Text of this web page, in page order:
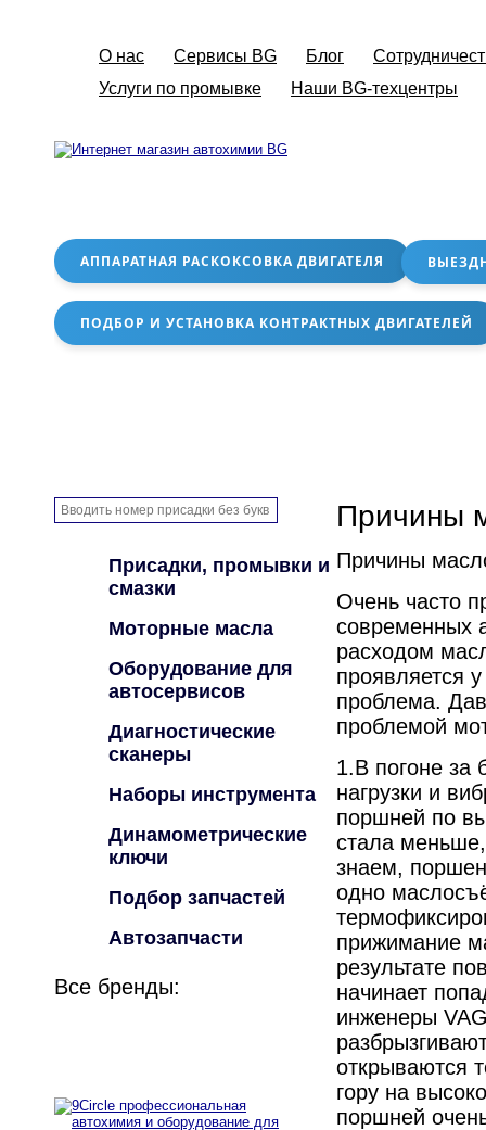
О нас Сервисы BG Блог
Услуги по промывке
Наши BG-техцентры
АППАРАТНАЯ РАСКОКСОВКА ДВИГАТЕЛЯ
ПОДБОР И УСТАНОВКА КОНТРАКТНЫХ ДВИГАТЕЛЕЙ
Причины
Причины
Очень часто
современных
расходом
проявляется
проблема.
проблемой
1.В погоне за
нагрузки и
поршней по
стала
знаем,
одно
прижимание
результате
начинает
инженеры
открываются
гору на
поршней
Присадки, промывки и
смазки
Моторные масла
Оборудование для
автосервисов
Диагностические
сканеры
Наборы инструмента
Динамометрические
ключи
Подбор запчастей
Автозапчасти
Все бренды: